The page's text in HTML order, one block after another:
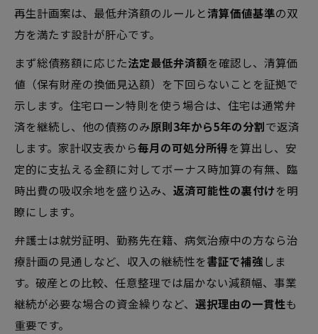
再生計画案は、最低弁済額のルールと清算価値基準の双
方を満たす設計が肝心です。
まず総債務額に応じた法定最低弁済額を確認し、清算価
値（保有財産の換価見込額）を下回らないことを証拠で
示します。住宅ローン特則を使う場合は、住宅は通常弁
済を継続し、他の債務のみ原則3年から5年の分割で返済
します。家計収支表から毎月の可処分所得を算出し、安
定的に支払える金額に対してボーナス時加算の有無、臨
時出費の吸収余地を盛り込み、 返済可能性の裏付けを明
瞭にします。
弁護士は就労証明、勤務先在籍、病気治療中の方なら治
療計画の見通しなど、収入の継続性を書証で補強しま
す。破産との比較、任意整理では届かない減額幅、事業
継続が必要な場合の資金繰りなど、 選択理由の一貫性も
重要です。